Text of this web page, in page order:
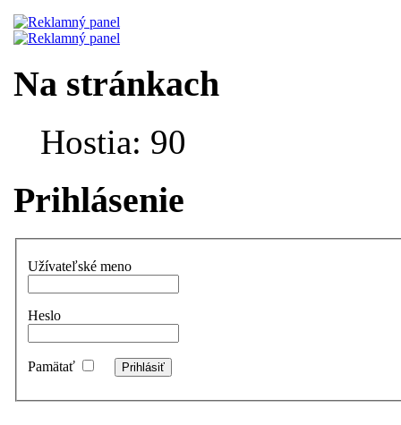
Na stránkach
Hostia: 90
Prihlásenie
Užívateľské meno
Heslo
Pamätať